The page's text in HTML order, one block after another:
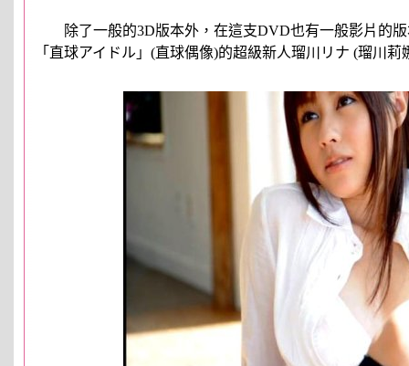
除了一般的3D版本外，在這支DVD也有一般影片的版
「直球アイドル」(直球偶像)的超級新人瑠川リナ (瑠川莉